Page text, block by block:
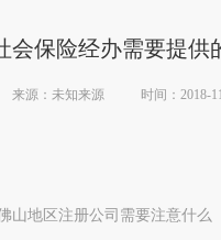
会保险经办需要提供
来源：未知来源 时间：2018-
山地区注册公司需要注意什么